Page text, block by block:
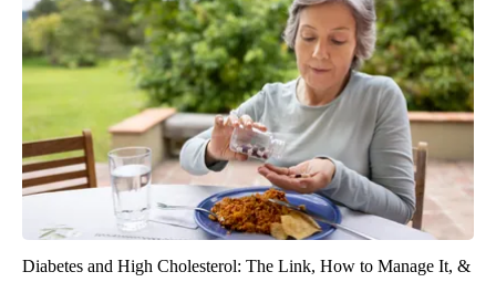
Diabetes and High Cholesterol: The Link, How to Manage It, &